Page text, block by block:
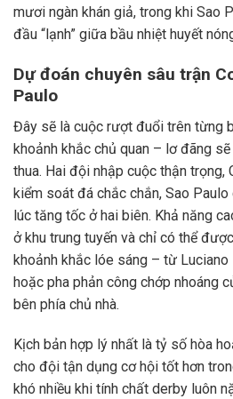
mươi ngàn khán giả, trong khi Sao
đầu “lạnh” giữa bầu nhiệt huyết
Dự đoán chuyên sâu trận
Paulo
Đây sẽ là cuộc rượt đuổi trên từng
khoảnh khắc chủ quan – lơ đãng
thua. Hai đội nhập cuộc thận trọng,
kiểm soát đá chắc chắn, Sao
lúc tăng tốc ở hai biên. Khả năng
ở khu trung tuyến và chỉ có thể
khoảnh khắc lóe sáng – từ
hoặc pha phản công chớp nhoáng
bên phía chủ nhà.
Kịch bản hợp lý nhất là tỷ số hòa
cho đội tận dụng cơ hội tốt hơn
khó nhiều khi tính chất derby luôn